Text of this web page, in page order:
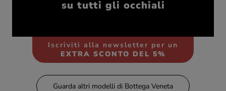
su tutti gli occhiali
Iscriviti alla newsletter per un
EXTRA SCONTO DEL 5%
Guarda altri modelli di Bottega Veneta